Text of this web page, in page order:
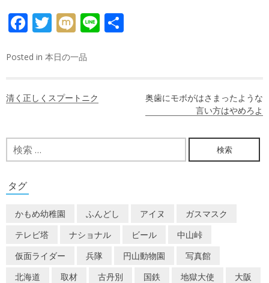
FACEBOOK
TWITTER
MIXILINE
Posted in 本日の一品
ビ
ー
シ
ョ
ン
清く正しくスプートニク
奥歯にモボがはさまったような
言い方はやめろよ
検
索:
タグ
かもめ幼稚園 ふんどし アイヌ
ガスマスク
テレビ塔
ナショナル ビール
中山峠
仮面ライダー
兵隊 円山動物園
写真館
北海道
取材 古丹別 国鉄 地獄大使
大阪